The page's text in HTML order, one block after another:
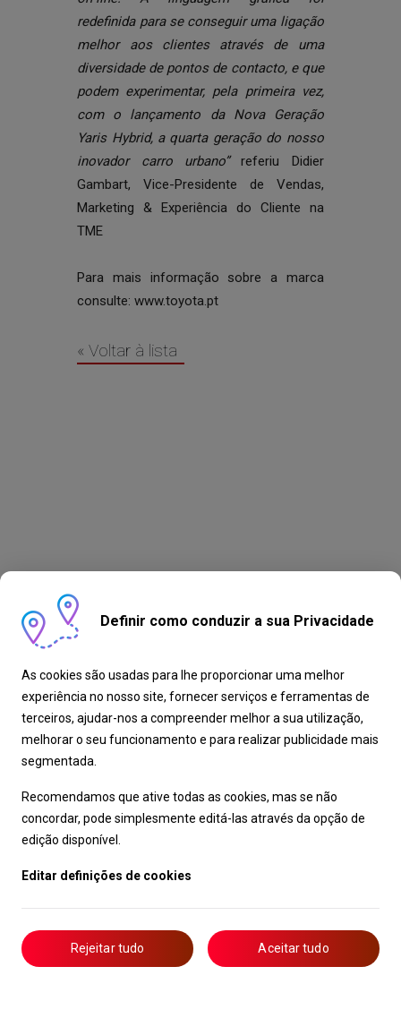
redefinida para se conseguir uma ligação
melhor aos clientes através de uma
diversidade de pontos de contacto, e que
podem experimentar, pela primeira vez,
com o lançamento da Nova Geração
Yaris Hybrid, a quarta geração do nosso
inovador carro urbano”referiu Didier
Gambart, Vice-Presidente de Vendas,
Marketing & Experiência do Cliente na
TME
Para mais informação sobre a marca
consulte:www.toyota.pt
« Voltar à lista
Definir como conduzir a sua Privacidade
As cookies são usadas para lhe proporcionar uma melhor
experiência no nosso site, fornecer serviços e ferramentas de
terceiros, ajudar-nos a compreender melhor a sua utilização,
melhorar o seu funcionamento e para realizar publicidade mais
segmentada.
Recomendamos que ative todas as cookies, mas se não
concordar, pode simplesmente editá-las através da opção de
edição disponível.
Editar definições de cookies
Rejeitar tudo Aceitar tudo